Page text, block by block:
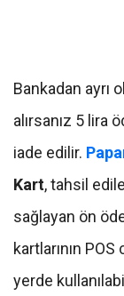
Bankadan ayrı
alırsanız 5 lira
iade edilir.
Kart, tahsil
sağlayan ön
kartlarının
yerde